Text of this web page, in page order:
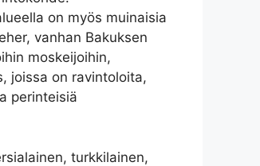
on myös muinaisia
vanhan Bakuksen
moskeijoihin,
joissa on ravintoloita,
perinteisiä
turkkilainen,